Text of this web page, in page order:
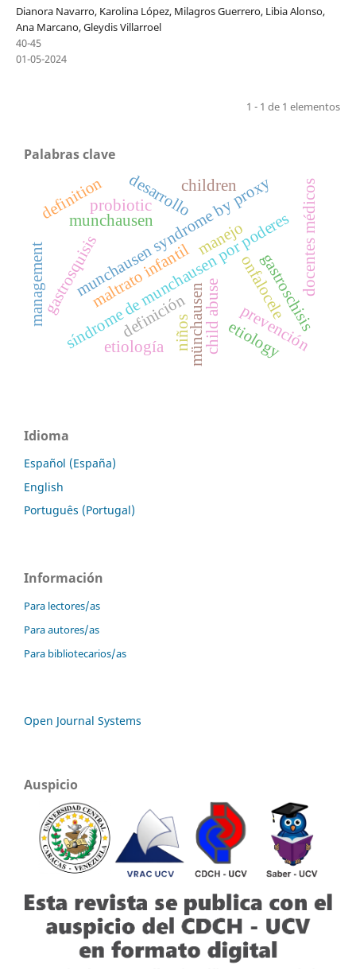
Dianora Navarro, Karolina López, Milagros Guerrero, Libia Alonso,
Ana Marcano, Gleydis Villarroel
40-45
01-05-2024
1 - 1 de 1 elementos
Palabras clave
munchausen
maltrato infantil
síndrome de munchausen por poderes
münchausenchild abuse
munchausen syndrome by proxy
gastrosquisis onfalocele
gastroschisis
desarrollo
definición
etiología prevención
manejo
definition
etiology
management docentes médicos
niños
probiotic
children
Idioma
Español (España)
English
Português (Portugal)
Información
Para lectores/as
Para autores/as
Para bibliotecarios/as
Open Journal Systems
Auspicio